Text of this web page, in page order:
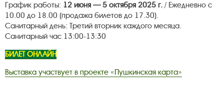
График работы: 12 июня — 5 октября 2025 г. / Ежедневно с
10.00 до 18.00 (продажа билетов до 17.30).
Санитарный день: Третий вторник каждого месяца.
Санитарный час 13:00-13:30
БИЛЕТ ОНЛАЙН
Выставка участвует в проекте «Пушкинская карта»